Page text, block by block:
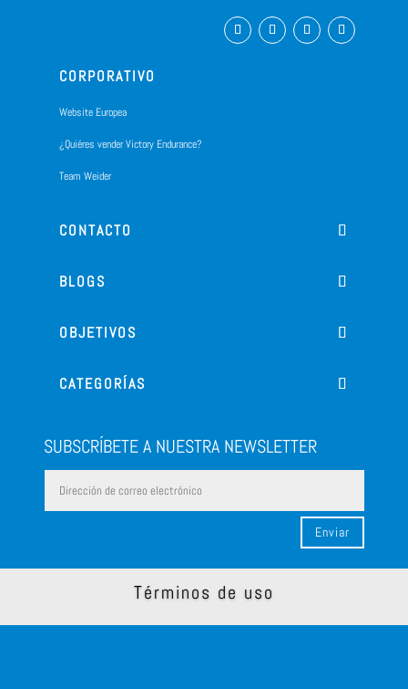
CORPORATIVO
Website Europea
¿Quiéres vender Victory Endurance?
Team Weider
CONTACTO
BLOGS
OBJETIVOS
CATEGORÍAS
SUBSCRÍBETE A NUESTRA NEWSLETTER
Enviar
Términos de uso